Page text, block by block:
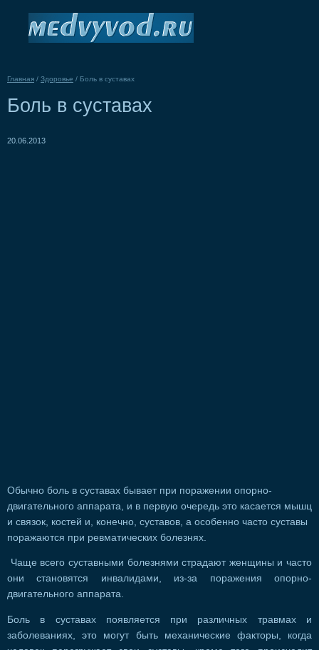
Главная / Здоровье / Боль в суставах
Боль в суставах
20.06.2013
Обычно боль в суставах бывает при поражении опорно-
двигательного аппарата, и в первую очередь это касается мышц
и связок, костей и, конечно, суставов, а особенно часто суставы
поражаются при ревматических болезнях.
Чаще всего суставными болезнями страдают женщины и часто
они становятся инвалидами, из-за поражения опорно-
двигательного аппарата.
Боль в суставах появляется при различных травмах и
заболеваниях, это могут быть механические факторы, когда